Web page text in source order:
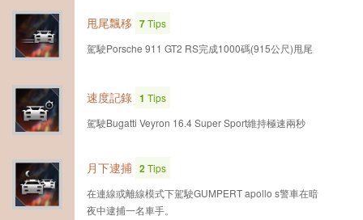
甩尾飄移 7Tips
駕駛Porsche 911 GT2 RS完成1000碼(915公尺)甩尾
速度記錄 1 Tips
駕駛Bugatti Veyron 16.4 Super Sport維持極速兩秒
月下逮捕 2Tips
在連線或離線模式下駕駛GUMPERT apollo s警車在暗
夜中逮捕一名車手。